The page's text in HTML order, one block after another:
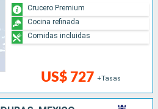
US$ 727 +Tasas
Crucero Premium
Cocina refinada
Comidas incluidas